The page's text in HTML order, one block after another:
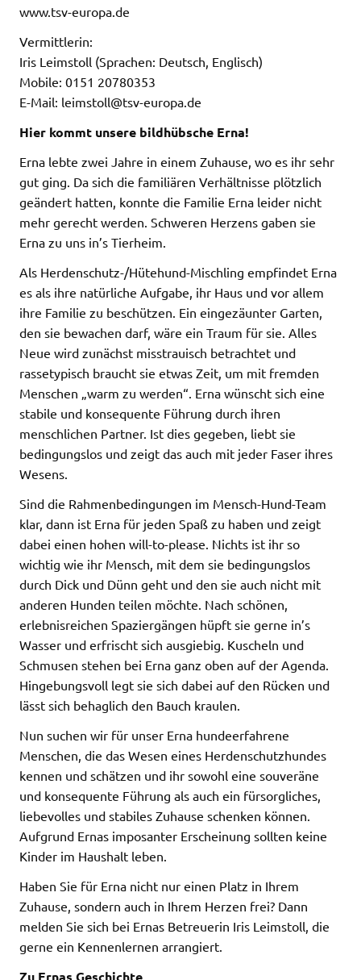
www.tsv-europa.de
Vermittlerin:
Iris Leimstoll (Sprachen: Deutsch, Englisch)
Mobile: 0151 20780353
E-Mail: leimstoll@tsv-europa.de
Hier kommt unsere bildhübsche Erna!
Erna lebte zwei Jahre in einem Zuhause, wo es ihr sehr
gut ging. Da sich die familiären Verhältnisse plötzlich
geändert hatten, konnte die Familie Erna leider nicht
mehr gerecht werden. Schweren Herzens gaben sie
Erna zu uns in’s Tierheim.
Als Herdenschutz-/Hütehund-Mischling empfindet Erna
es als ihre natürliche Aufgabe, ihr Haus und vor allem
ihre Familie zu beschützen. Ein eingezäunter Garten,
den sie bewachen darf, wäre ein Traum für sie. Alles
Neue wird zunächst misstrauisch betrachtet und
rassetypisch braucht sie etwas Zeit, um mit fremden
Menschen „warm zu werden“. Erna wünscht sich eine
stabile und konsequente Führung durch ihren
menschlichen Partner. Ist dies gegeben, liebt sie
bedingungslos und zeigt das auch mit jeder Faser ihres
Wesens.
Sind die Rahmenbedingungen im Mensch-Hund-Team
klar, dann ist Erna für jeden Spaß zu haben und zeigt
dabei einen hohen will-to-please. Nichts ist ihr so
wichtig wie ihr Mensch, mit dem sie bedingungslos
durch Dick und Dünn geht und den sie auch nicht mit
anderen Hunden teilen möchte. Nach schönen,
erlebnisreichen Spaziergängen hüpft sie gerne in’s
Wasser und erfrischt sich ausgiebig. Kuscheln und
Schmusen stehen bei Erna ganz oben auf der Agenda.
Hingebungsvoll legt sie sich dabei auf den Rücken und
lässt sich behaglich den Bauch kraulen.
Nun suchen wir für unser Erna hundeerfahrene
Menschen, die das Wesen eines Herdenschutzhundes
kennen und schätzen und ihr sowohl eine souveräne
und konsequente Führung als auch ein fürsorgliches,
liebevolles und stabiles Zuhause schenken können.
Aufgrund Ernas imposanter Erscheinung sollten keine
Kinder im Haushalt leben.
Haben Sie für Erna nicht nur einen Platz in Ihrem
Zuhause, sondern auch in Ihrem Herzen frei? Dann
melden Sie sich bei Ernas Betreuerin Iris Leimstoll, die
gerne ein Kennenlernen arrangiert.
Zu Ernas Geschichte